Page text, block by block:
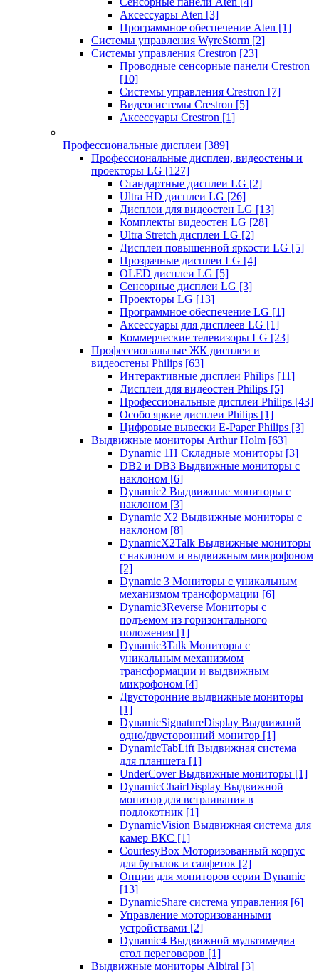
Аксессуары Aten [3]
Программное обеспечение Aten [1]
Системы управления WyreStorm [2]
Системы управления Crestron [23]
Проводные сенсорные панели Crestron
[10]
Системы управления Crestron [7]
Видеосистемы Crestron [5]
Аксессуары Crestron [1]
Профессиональные дисплеи [389]
Профессиональные дисплеи, видеостены и
проекторы LG [127]
Стандартные дисплеи LG [2]
Ultra HD дисплеи LG [26]
Дисплеи для видеостен LG [13]
Комплекты видеостен LG [28]
Ultra Stretch дисплеи LG [2]
Дисплеи повышенной яркости LG [5]
Прозрачные дисплеи LG [4]
OLED дисплеи LG [5]
Сенсорные дисплеи LG [3]
Проекторы LG [13]
Программное обеспечение LG [1]
Аксессуары для дисплеев LG [1]
Коммерческие телевизоры LG [23]
Профессиональные ЖК дисплеи и
видеостены Philips [63]
Интерактивные дисплеи Philips [11]
Дисплеи для видеостен Philips [5]
Профессиональные дисплеи Philips [43]
Особо яркие дисплеи Philips [1]
Цифровые вывески E-Paper Philips [3]
Выдвижные мониторы Arthur Holm [63]
Dynamic 1Н Складные мониторы [3]
DB2 и DB3 Выдвижные мониторы с
наклоном [6]
Dynamic2 Выдвижные мониторы с
наклоном [3]
Dynamic X2 Выдвижные мониторы с
наклоном [8]
DynamicX2Talk Выдвижные мониторы
с наклоном и выдвижным микрофоном
[2]
Dynamic 3 Мониторы с уникальным
механизмом трансформации [6]
Dynamic3Reverse Мониторы с
подъемом из горизонтального
положения [1]
Dynamic3Talk Мониторы с
уникальным механизмом
трансформации и выдвижным
микрофоном [4]
Двусторонние выдвижные мониторы
[1]
DynamicSignatureDisplay Выдвижной
одно/двусторонний монитор [1]
DynamicTabLift Выдвижная система
для планшета [1]
UnderCover Выдвижные мониторы [1]
DynamicChairDisplay Выдвижной
монитор для встраивания в
подлокотник [1]
DynamicVision Выдвижная система для
камер ВКС [1]
CourtesyBox Моторизованный корпус
для бутылок и салфеток [2]
Опции для мониторов серии Dynamic
[13]
DynamicShare система управления [6]
Управление моторизованными
устройствами [2]
Dynamic4 Выдвижной мультимедиа
стол переговоров [1]
Выдвижные мониторы Albiral [3]